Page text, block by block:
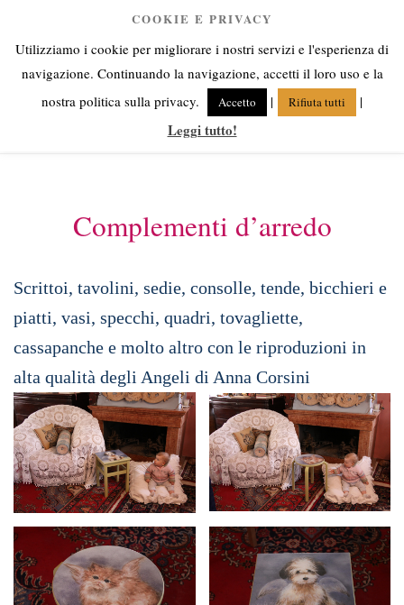
contenuto
Anna Corsini
Angeli fra cielo e terra
Menu
Complementi d’arredo
Scrittoi, tavolini, sedie, consolle, tende, bicchieri e
piatti, vasi, specchi, quadri, tovagliette,
cassapanche e molto altro con le riproduzioni in
alta qualità degli Angeli di Anna Corsini
COOKIE E PRIVACY
Utilizziamo i cookie per migliorare i nostri servizi e l'esperienza di
navigazione. Continuando la navigazione, accetti il loro uso e la
nostra politica sulla privacy.
Accetto | Rifiuta tutti |
Leggi tutto!